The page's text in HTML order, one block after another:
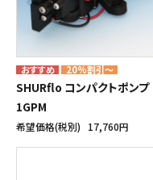
20%割引～
SHURflo コンパクトポンプ
1GPM
希望価格(税別) 17,760円